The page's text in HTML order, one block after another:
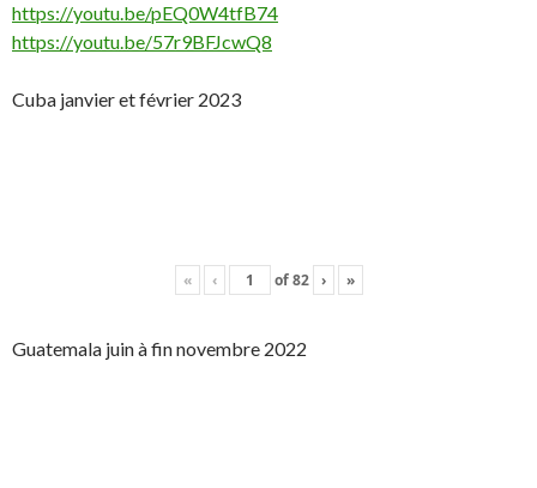
https://youtu.be/pEQ0W4tfB74
https://youtu.be/57r9BFJcwQ8
Cuba janvier et février 2023
« ‹ of82 › »
Guatemala juin à fin novembre 2022